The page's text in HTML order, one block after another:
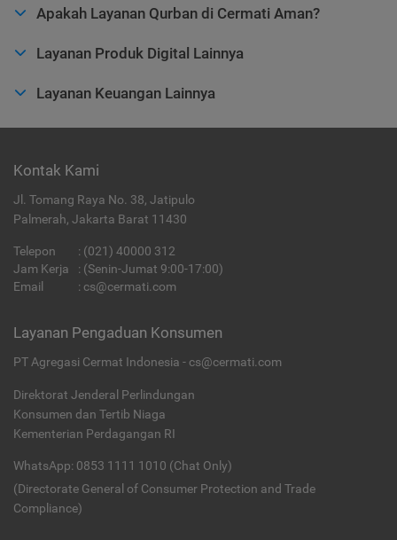
Apakah Layanan Qurban di Cermati Aman?
Layanan Produk Digital Lainnya
Layanan Keuangan Lainnya
Kontak Kami
Jl. Tomang Raya No. 38, Jatipulo
Palmerah, Jakarta Barat 11430
Telepon : (021) 40000 312
Jam Kerja
: (Senin-Jumat 9:00-17:00)
Email
: cs@cermati.com
Layanan Pengaduan Konsumen
PT Agregasi Cermat Indonesia - cs@cermati.com
Direktorat Jenderal Perlindungan
Konsumen dan Tertib Niaga
Kementerian Perdagangan RI
WhatsApp: 0853 1111 1010 (Chat Only)
(Directorate General of Consumer Protection and Trade
Compliance)